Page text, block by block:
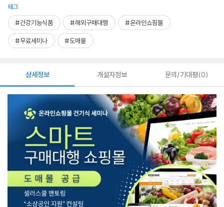
태그
#건강기능식품 #해외구매대행 #온라인쇼핑몰
#무료세미나 #도매몰
상세정보 개설자정보 문의/기대평 0